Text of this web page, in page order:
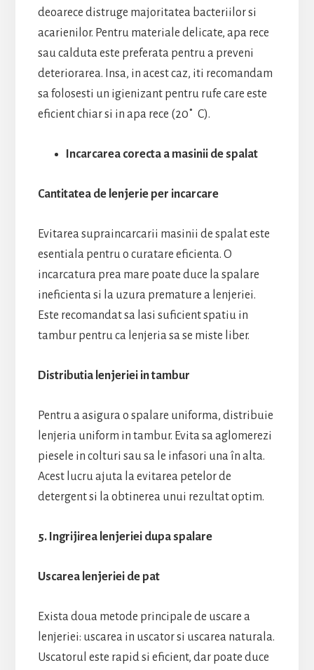
deoarece distruge majoritatea bacteriilor si
acarienilor. Pentru materiale delicate, apa rece
sau calduta este preferata pentru a preveni
deteriorarea. Insa, in acest caz, iti recomandam
sa folosesti un igienizant pentru rufe care este
eficient chiar si in apa rece (20˚ C).
Incarcarea corecta a masinii de spalat
Cantitatea de lenjerie per incarcare
Evitarea supraincarcarii masinii de spalat este
esentiala pentru o curatare eficienta. O
incarcatura prea mare poate duce la spalare
ineficienta si la uzura premature a lenjeriei.
Este recomandat sa lasi suficient spatiu in
tambur pentru ca lenjeria sa se miste liber.
Distributia lenjeriei in tambur
Pentru a asigura o spalare uniforma, distribuie
lenjeria uniform in tambur. Evita sa aglomerezi
piesele in colturi sau sa le infasori una în alta.
Acest lucru ajuta la evitarea petelor de
detergent si la obtinerea unui rezultat optim.
5. Ingrijirea lenjeriei dupa spalare
Uscarea lenjeriei de pat
Exista doua metode principale de uscare a
lenjeriei: uscarea in uscator si uscarea naturala.
Uscatorul este rapid si eficient, dar poate duce